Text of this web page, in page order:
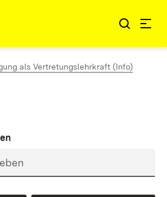
als Vertretungslehrkraft (Info)